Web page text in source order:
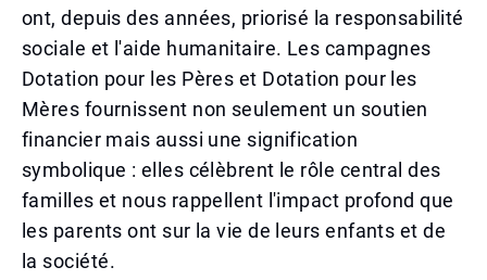
ont, depuis des années, priorisé la responsabilité
sociale et l'aide humanitaire. Les campagnes
Dotation pour les Pères et Dotation pour les
Mères fournissent non seulement un soutien
financier mais aussi une signification
symbolique : elles célèbrent le rôle central des
familles et nous rappellent l'impact profond que
les parents ont sur la vie de leurs enfants et de
la société.